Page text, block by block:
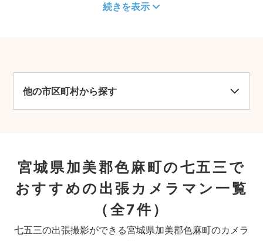
続きを表示
他の市区町村から探す
宮城県加美郡色麻町の七五三で
おすすめの出張カメラマン一覧
（全7件）
七五三の出張撮影ができる宮城県加美郡色麻町のカメラ